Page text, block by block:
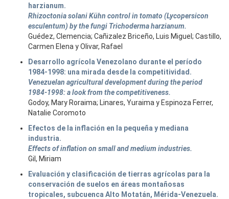
harzianum.
Rhizoctonia solani Kühn control in tomato (Lycopersicon
esculentum) by the fungi Trichoderma harzianum.
Guédez, Clemencia; Cañizalez Briceño, Luis Miguel; Castillo,
Carmen Elena y Olivar, Rafael
Desarrollo agrícola Venezolano durante el período
1984-1998: una mirada desde la competitividad.
Venezuelan agricultural development during the period
1984-1998: a look from the competitiveness.
Godoy, Mary Roraima; Linares, Yuraima y Espinoza Ferrer,
Natalie Coromoto
Efectos de la inflación en la pequeña y mediana
industria.
Effects of inflation on small and medium industries.
Gil, Miriam
Evaluación y clasificación de tierras agrícolas para la
conservación de suelos en áreas montañosas
tropicales, subcuenca Alto Motatán, Mérida-Venezuela.